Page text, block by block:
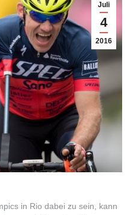
Juli
4
2016
in Rio dabei zu sein, kann